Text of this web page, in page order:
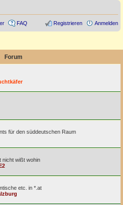
FAQ Anmelden
Registrieren
Forum
für den süddeutschen Raum
nicht wißt wohin
etc. in *.at